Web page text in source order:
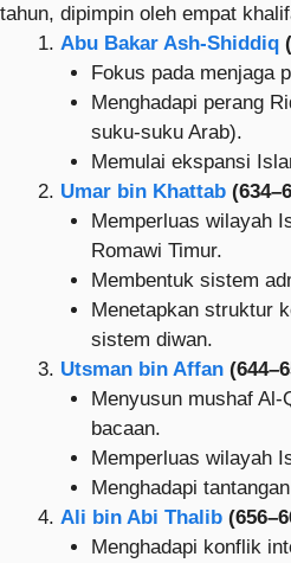
tahun, dipimpin oleh empat
Abu Bakar Ash-Shiddiq
Fokus pada menjaga
Menghadapi perang
suku-suku Arab).
Memulai ekspansi
Umar bin Khattab
Memperluas wilayah
Romawi Timur.
Membentuk sistem
Menetapkan struktur
sistem diwan.
Utsman bin Affan
Menyusun mushaf Al-
bacaan.
Memperluas wilayah
Menghadapi
Ali bin Abi Thalib
Menghadapi konflik